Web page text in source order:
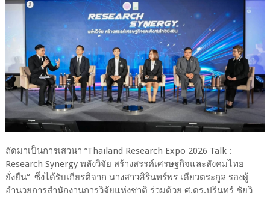
ถัดมาเป็นการเสวนา ”Thailand Research Expo 2026 Talk :
Research Synergy พลังวิจัย สร้างสรรค์เศรษฐกิจและสังคมไทย
ยั่งยืน“ ซึ่งได้รับเกียรติจาก นางสาวศิรินทร์พร เดียวตระกูล รองผู้
อำนวยการสำนักงานการวิจัยแห่งชาติ ร่วมด้วย ศ.ดร.ปรินทร์ ชัยวิ